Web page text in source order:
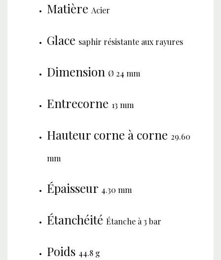
Matière Acier
Glace saphir résistante aux rayures
Dimension Ø 24 mm
Entrecorne 13 mm
Hauteur corne à corne 29.60
mm
Épaisseur 4.30 mm
Étanchéité Étanche à 3 bar
Poids 44.8 g